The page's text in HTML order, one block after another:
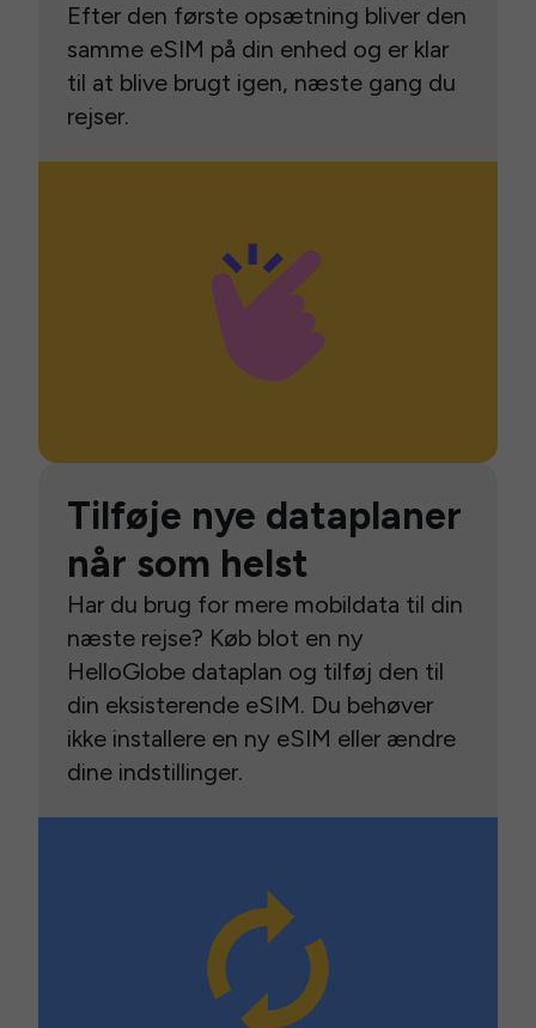
Efter den første opsætning bliver den
samme eSIM på din enhed og er klar
til at blive brugt igen, næste gang du
rejser.
Tilføje nye dataplaner
når som helst
Har du brug for mere mobildata til din
næste rejse? Køb blot en ny
HelloGlobe dataplan og tilføj den til
din eksisterende eSIM. Du behøver
ikke installere en ny eSIM eller ændre
dine indstillinger.